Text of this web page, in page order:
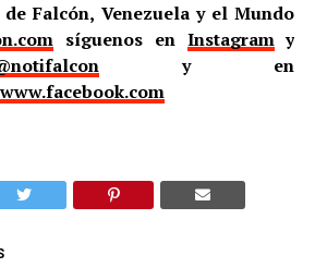
Falcón, Venezuela y el Mundo
síguenos en Instagramy
y en